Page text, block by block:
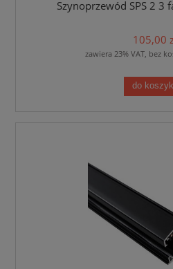
Szynoprzewód SPS 2 3
105,00
zawiera 23% VAT, bez
do